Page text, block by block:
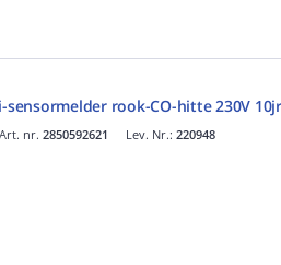
sensormelder rook-CO-hitte 230V
Art. nr. 2850592621 Lev. Nr.: 220948